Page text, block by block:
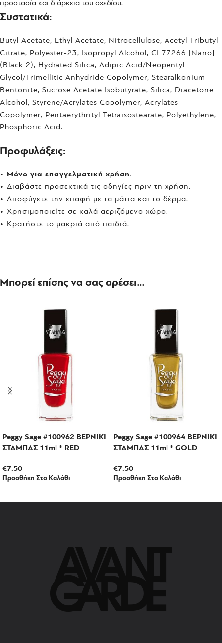
προστασία και διάρκεια του σχεδίου.
Συστατικά:
Butyl Acetate, Ethyl Acetate, Nitrocellulose, Acetyl Tributyl
Citrate, Polyester-23, Isopropyl Alcohol, CI 77266 [Nano]
(Black 2), Hydrated Silica, Adipic Acid/Neopentyl
Glycol/Trimellitic Anhydride Copolymer, Stearalkonium
Bentonite, Sucrose Acetate Isobutyrate, Silica, Diacetone
Alcohol, Styrene/Acrylates Copolymer, Acrylates
Copolymer, Pentaerythrityl Tetraisostearate, Polyethylene,
Phosphoric Acid.
Προφυλάξεις:
• Μόνο για επαγγελματική χρήση.
• Διαβάστε προσεκτικά τις οδηγίες πριν τη χρήση.
• Αποφύγετε την επαφή με τα μάτια και το δέρμα.
• Χρησιμοποιείτε σε καλά αεριζόμενο χώρο.
• Κρατήστε το μακριά από παιδιά.
Μπορεί επίσης να σας αρέσει…
Peggy Sage #100962 ΒΕΡΝΙΚΙ
ΣΤΑΜΠΑΣ 11ml * RED
€7.50
Προσθήκη Στο Καλάθι
Peggy Sage #100964 ΒΕΡΝΙΚΙ
ΣΤΑΜΠΑΣ 11ml * GOLD
€7.50
Προσθήκη Στο Καλάθι